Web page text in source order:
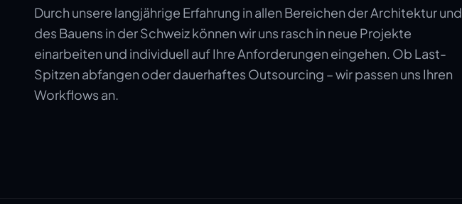
Durch unsere langjährige Erfahrung in allen Bereichen der Architektur und
des Bauens in der Schweiz können wir uns rasch in neue Projekte
einarbeiten und individuell auf Ihre Anforderungen eingehen. Ob Last-
Spitzen abfangen oder dauerhaftes Outsourcing – wir passen uns Ihren
Workflows an.